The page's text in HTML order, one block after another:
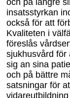
insatsstyrkan
också för att
Kvaliteten i
föreslås
sjukhusvård för
sig an sina
och på bättre
satsningar för